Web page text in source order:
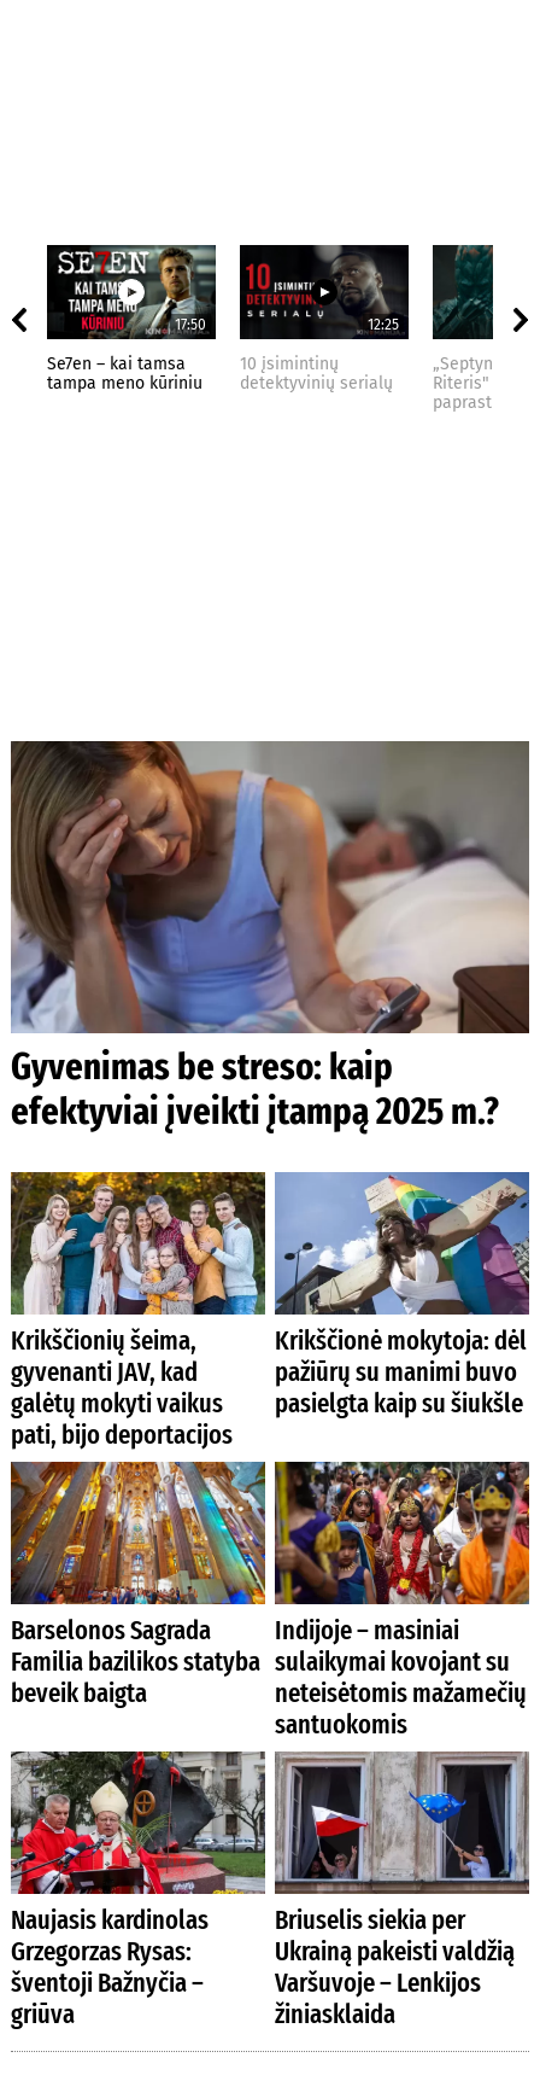
17:50
Se7en – kai tamsa
tampa meno kūriniu
12:25
10 įsimintinų
detektyvinių serialų
„Septynių
Riteris" – kai
paprastumas
Gyvenimas be streso: kaip
efektyviai įveikti įtampą 2025 m.?
Krikščionių šeima,
gyvenanti JAV, kad
galėtų mokyti vaikus
pati, bijo deportacijos
Krikščionė mokytoja: dėl
pažiūrų su manimi buvo
pasielgta kaip su šiukšle
Barselonos Sagrada
Familia bazilikos statyba
beveik baigta
Indijoje – masiniai
sulaikymai kovojant su
neteisėtomis mažamečių
santuokomis
Naujasis kardinolas
Grzegorzas Rysas:
šventoji Bažnyčia –
griūva
Briuselis siekia per
Ukrainą pakeisti valdžią
Varšuvoje – Lenkijos
žiniasklaida